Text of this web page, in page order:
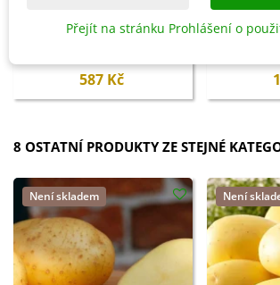
Ptačí budka pro brhlíka Bajin -
587 Kč
Přidat
České
8 OSTATNÍ PRODUKTY ZE STEJNÉ
Není skladem Není
Přejít na stránku Prohlášení o